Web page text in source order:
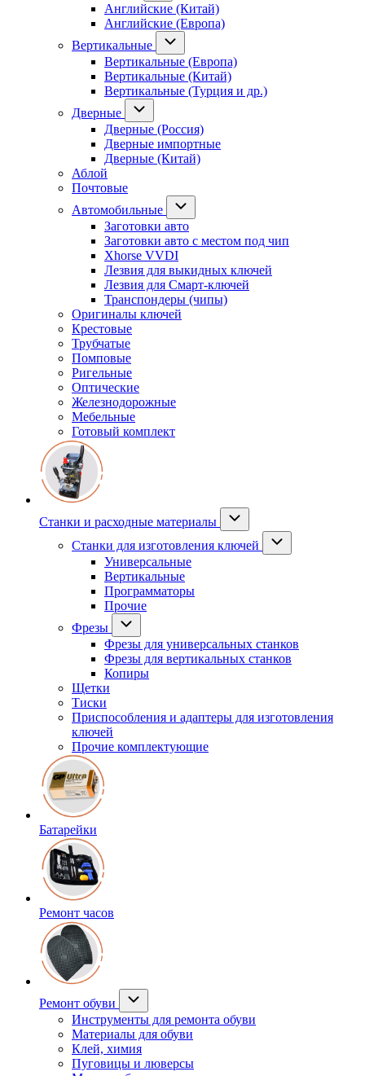
Английские (Китай)
Английские (Европа)
Вертикальные
Вертикальные (Европа)
Вертикальные (Китай)
Вертикальные (Турция и др.)
Дверные
Дверные (Россия)
Дверные импортные
Дверные (Китай)
Аблой
Почтовые
Автомобильные
Заготовки авто
Заготовки авто с местом под чип
Xhorse VVDI
Лезвия для выкидных ключей
Лезвия для Смарт-ключей
Транспондеры (чипы)
Оригиналы ключей
Крестовые
Трубчатые
Помповые
Ригельные
Оптические
Железнодорожные
Мебельные
Готовый комплект
Станки и расходные материалы
Станки для изготовления ключей
Универсальные
Вертикальные
Программаторы
Прочие
Фрезы
Фрезы для универсальных станков
Фрезы для вертикальных станков
Копиры
Щетки
Тиски
Приспособления и адаптеры для изготовления
ключей
Прочие комплектующие
Батарейки
Ремонт часов
Ремонт обуви
Инструменты для ремонта обуви
Материалы для обуви
Клей, химия
Пуговицы и люверсы